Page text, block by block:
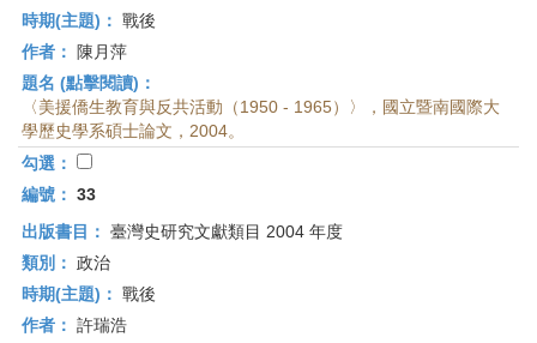
時期(主題)： 戰後
作者：
陳月萍
題名 (點擊閱讀)：
〈美援僑生教育與反共活動（1950 - 1965）〉，國立暨南國際大
學歷史學系碩士論文，2004。
勾選：
編號： 33
出版書目： 臺灣史研究文獻類目 2004 年度
類別： 政治
時期(主題)： 戰後
作者： 許瑞浩